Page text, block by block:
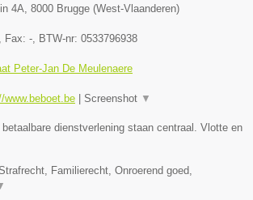
4A, 8000 Brugge (West-Vlaanderen)
, Fax: -, BTW-nr: 0533796938
Peter-Jan De Meulenaere
www.beboet.be Screenshot ▼
dienstverlening staan centraal. Vlotte en
Familierecht, Onroerend goed,